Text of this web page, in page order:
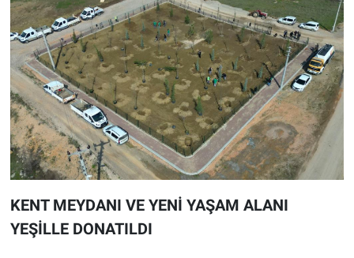
KENT MEYDANI VE YENİ YAŞAM ALANI
YEŞİLLE DONATILDI